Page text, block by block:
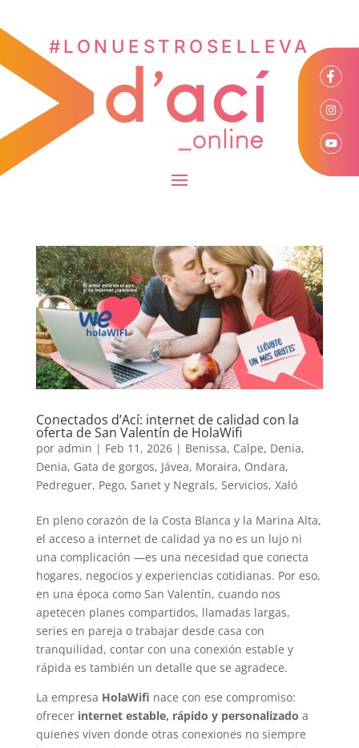
#LONUESTROSELLEVA
Conectados d’Ací: internet de calidad con la
oferta de San Valentín de HolaWifi
por admin | Feb 11, 2026| Benissa, Calpe, Denia,
Denia, Gata de gorgos, Jávea, Moraira, Ondara,
Pedreguer, Pego, Sanet y Negrals, Servicios, Xaló
En pleno corazón de la Costa Blanca y la Marina Alta,
el acceso a internet de calidad ya no es un lujo ni
una complicación —es una necesidad que conecta
hogares, negocios y experiencias cotidianas. Por eso,
en una época como San Valentín, cuando nos
apetecen planes compartidos, llamadas largas,
series en pareja o trabajar desde casa con
tranquilidad, contar con una conexión estable y
rápida es también un detalle que se agradece.
La empresa HolaWifi nace con ese compromiso:
ofrecer internet estable, rápido y personalizado a
quienes viven donde otras conexiones no siempre